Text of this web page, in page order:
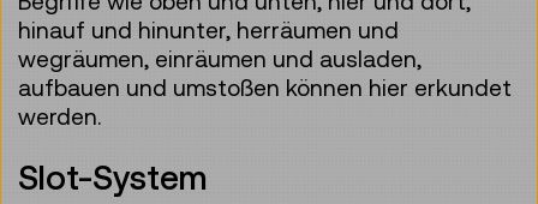
hinauf und hinunter, herräumen und
wegräumen, einräumen und ausladen,
aufbauen und umstoßen können hier erkundet
werden.
Slot-System